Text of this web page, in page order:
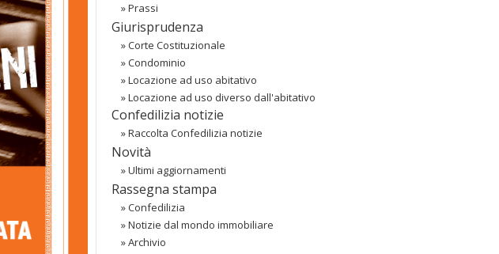
»Prassi
Giurisprudenza
»Corte Costituzionale
»Condominio
»Locazione ad uso abitativo
»Locazione ad uso diverso dall'abitativo
Confedilizia notizie
»Raccolta Confedilizia notizie
Novità
»Ultimi aggiornamenti
Rassegna stampa
»Confedilizia
»Notizie dal mondo immobiliare
»Archivio